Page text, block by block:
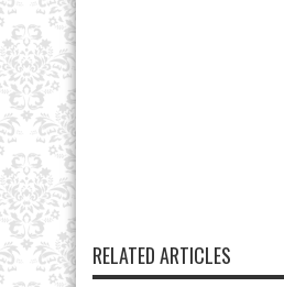
RELATED ARTICLES